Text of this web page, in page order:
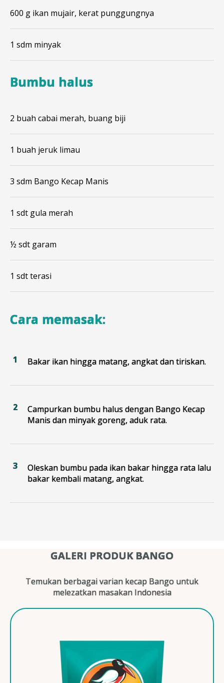
600 g ikan mujair, kerat punggungnya
1 sdm minyak
Bumbu halus
2 buah cabai merah, buang biji
1 buah jeruk limau
3 sdm Bango Kecap Manis
1 sdt gula merah
½ sdt garam
1 sdt terasi
Cara memasak:
Bakar ikan hingga matang, angkat dan tiriskan.
Campurkan bumbu halus dengan Bango Kecap
Manis dan minyak goreng, aduk rata.
Oleskan bumbu pada ikan bakar hingga rata lalu
bakar kembali matang, angkat.
GALERI PRODUK BANGO
Temukan berbagai varian kecap Bango untuk
melezatkan masakan Indonesia